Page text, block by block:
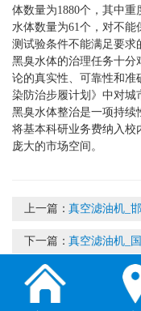
体数量为1880个，其中重
水体数量为61个，对不
测试验条件不能满足要求
黑臭水体的治理任务十分
论的真实性、可靠性和准
染防治步履计划》中对城
黑臭水体整治是一项持续
将基本科研业务费纳入校
庞大的市场空间。
上一篇：真空滤油机_
下一篇：真空滤油机_